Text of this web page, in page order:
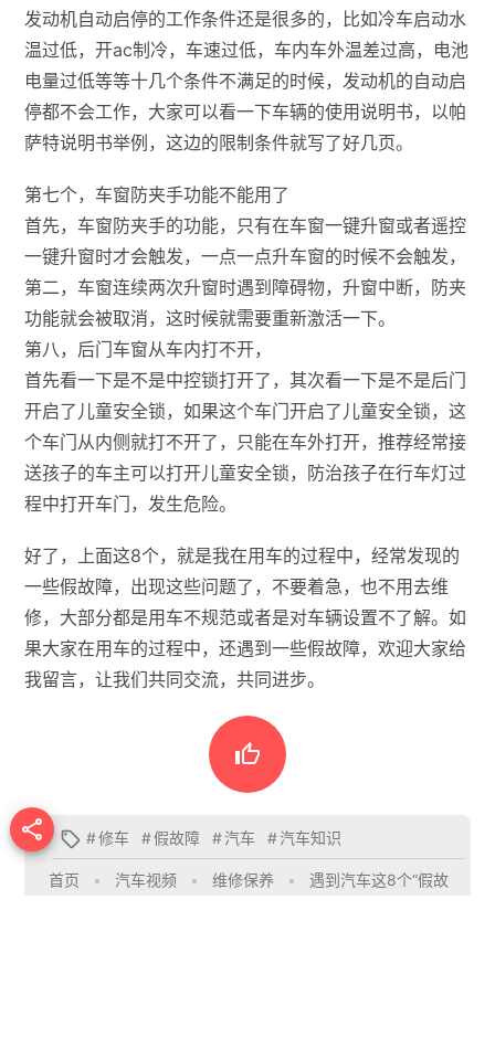
发动机自动启停的工作条件还是很多的，比如冷车启动水
温过低，开ac制冷，车速过低，车内车外温差过高，电池
电量过低等等十几个条件不满足的时候，发动机的自动启
停都不会工作，大家可以看一下车辆的使用说明书，以帕
萨特说明书举例，这边的限制条件就写了好几页。
第七个，车窗防夹手功能不能用了
首先，车窗防夹手的功能，只有在车窗一键升窗或者遥控
一键升窗时才会触发，一点一点升车窗的时候不会触发，
第二，车窗连续两次升窗时遇到障碍物，升窗中断，防夹
功能就会被取消，这时候就需要重新激活一下。
第八，后门车窗从车内打不开，
首先看一下是不是中控锁打开了，其次看一下是不是后门
开启了儿童安全锁，如果这个车门开启了儿童安全锁，这
个车门从内侧就打不开了，只能在车外打开，推荐经常接
送孩子的车主可以打开儿童安全锁，防治孩子在行车灯过
程中打开车门，发生危险。
好了，上面这8个，就是我在用车的过程中，经常发现的
一些假故障，出现这些问题了，不要着急，也不用去维
修，大部分都是用车不规范或者是对车辆设置不了解。如
果大家在用车的过程中，还遇到一些假故障，欢迎大家给
我留言，让我们共同交流，共同进步。

  #修车 #假故障 #汽车 #汽车知识
首页 • 汽车视频 • 维修保养 •
遇到汽车这8个“假故